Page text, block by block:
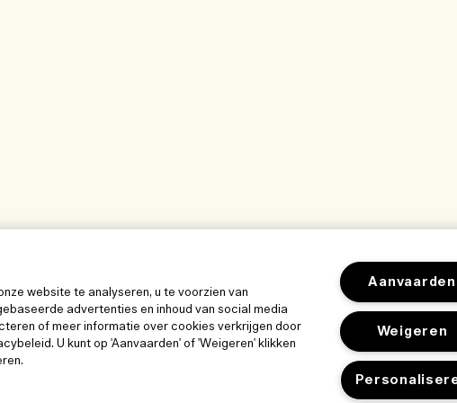
website te analyseren, u te voorzien van
advertenties en inhoud van social media
of meer informatie over cookies verkrijgen door
U kunt op 'Aanvaarden' of 'Weigeren' klikken
Aanvaarden
Weigeren